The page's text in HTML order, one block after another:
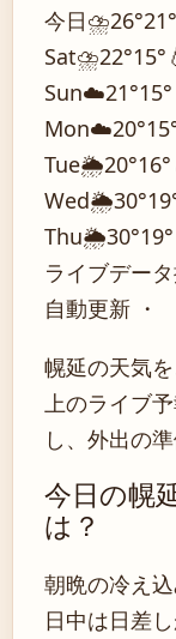
今日⛈️26°21°
Sat⛈️22°15°
Sun☁️21°15°
Mon☁️20°
Tue🌦️20°16°
Wed🌦️30°
Thu🌦️30°19°
ライブデータ
自動更新 ・
幌延の天気を
上のライブ
し、外出の
今日の幌
は？
朝晩の冷え込
日中は日差